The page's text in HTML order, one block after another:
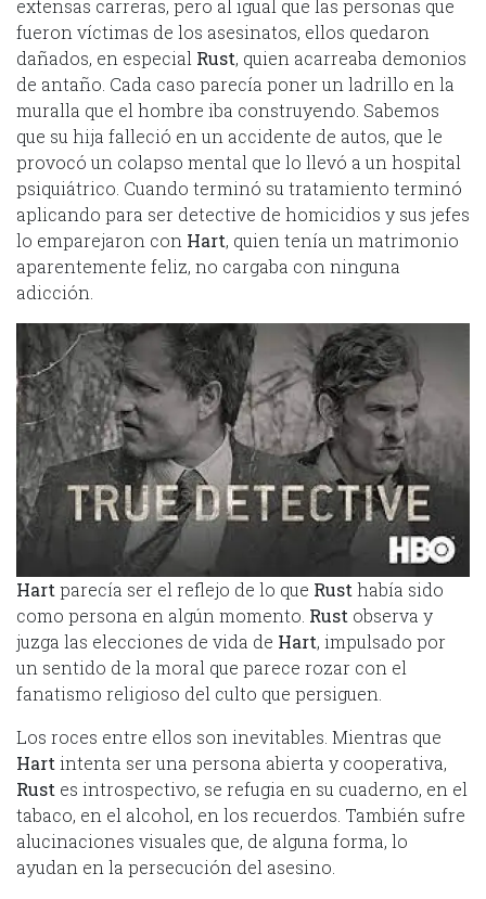
extensas carreras, pero al igual que las personas que
fueron víctimas de los asesinatos, ellos quedaron
dañados, en especial Rust, quien acarreaba demonios
de antaño. Cada caso parecía poner un ladrillo en la
muralla que el hombre iba construyendo. Sabemos
que su hija falleció en un accidente de autos, que le
provocó un colapso mental que lo llevó a un hospital
psiquiátrico. Cuando terminó su tratamiento terminó
aplicando para ser detective de homicidios y sus jefes
lo emparejaron con Hart, quien tenía un matrimonio
aparentemente feliz, no cargaba con ninguna
adicción.
Hart parecía ser el reflejo de lo que Rust había sido
como persona en algún momento. Rust observa y
juzga las elecciones de vida de Hart, impulsado por
un sentido de la moral que parece rozar con el
fanatismo religioso del culto que persiguen.
Los roces entre ellos son inevitables. Mientras que
Hart intenta ser una persona abierta y cooperativa,
Rust es introspectivo, se refugia en su cuaderno, en el
tabaco, en el alcohol, en los recuerdos. También sufre
alucinaciones visuales que, de alguna forma, lo
ayudan en la persecución del asesino.